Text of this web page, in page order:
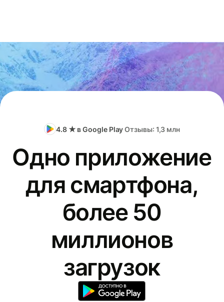
4.8 ★ в Google PlayОтзывы: 1,3 млн
Одно приложение
для смартфона,
более 50
миллионов
загрузок